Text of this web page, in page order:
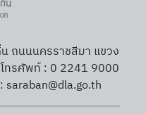
ถนนนครราชสีมา แขวง
ทรศัพท์ : 0 2241 9000